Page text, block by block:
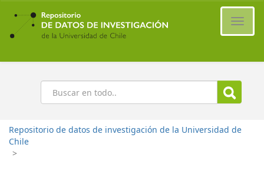
Ir
contenido
principal
Buscar
Repositorio de datos de investigación de la Universidad de
Chile
>